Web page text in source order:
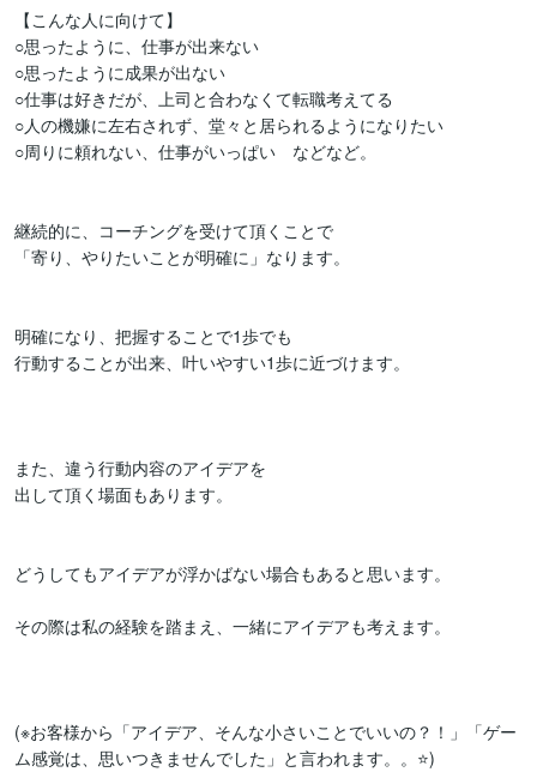
【こんな人に向けて】
○思ったように、仕事が出来ない
○思ったように成果が出ない
○仕事は好きだが、上司と合わなくて転職考えてる
○人の機嫌に左右されず、堂々と居られるようになりたい
○周りに頼れない、仕事がいっぱい　などなど。
継続的に、コーチングを受けて頂くことで
「寄り、やりたいことが明確に」なります。
明確になり、把握することで1歩でも
行動することが出来、叶いやすい1歩に近づけます。
また、違う行動内容のアイデアを
出して頂く場面もあります。
どうしてもアイデアが浮かばない場合もあると思います。
その際は私の経験を踏まえ、一緒にアイデアも考えます。
(※お客様から「アイデア、そんな小さいことでいいの？！」「ゲー
ム感覚は、思いつきませんでした」と言われます。。⭐️)